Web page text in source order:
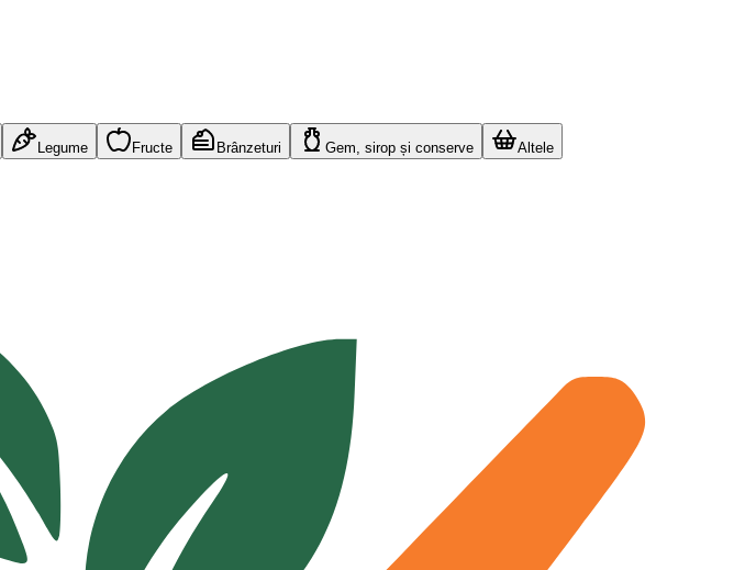
Legume Fructe Brânzeturi Gem, sirop și conserve Altele